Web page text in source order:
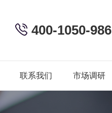
400-1050-986
联系我们 市场调研